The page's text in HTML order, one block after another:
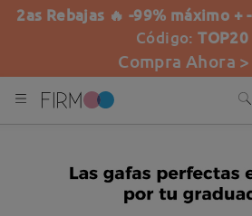
2as Rebajas 🔥 -99% máximo
Código:TOP20
Compra Ahora >